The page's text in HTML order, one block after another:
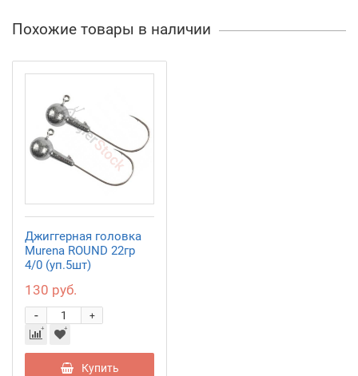
Похожие товары в наличии
Джиггерная головка
Murena ROUND 22гр
4/0 (уп.5шт)
130 руб.
+
-
Купить